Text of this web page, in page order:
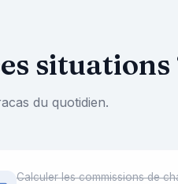
situations
du quotidien.
Calculer les commissions de